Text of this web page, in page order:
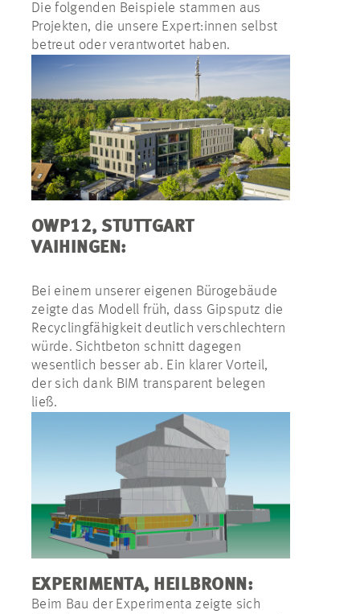
Die folgenden Beispiele stammen aus
Projekten, die unsere Expert:innen selbst
betreut oder verantwortet haben.
OWP12, STUTTGART
VAIHINGEN:
Bei einem unserer eigenen Bürogebäude
zeigte das Modell früh, dass Gipsputz die
Recyclingfähigkeit deutlich verschlechtern
würde. Sichtbeton schnitt dagegen
wesentlich besser ab. Ein klarer Vorteil,
der sich dank BIM transparent belegen
ließ.
EXPERIMENTA, HEILBRONN:
Beim Bau der Experimenta zeigte sich